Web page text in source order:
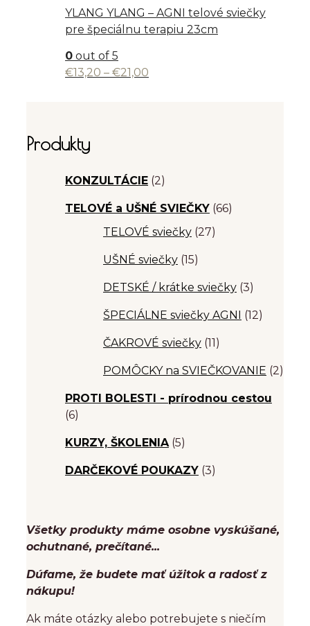
YLANG YLANG – AGNI telové sviečky
pre špeciálnu terapiu 23cm
0 out of 5
€13,20 – €21,00
Produkty
KONZULTÁCIE (2)
TELOVÉ a UŠNÉ SVIEČKY (66)
TELOVÉ sviečky (27)
UŠNÉ sviečky (15)
DETSKÉ / krátke sviečky (3)
ŠPECIÁLNE sviečky AGNI (12)
ČAKROVÉ sviečky (11)
POMÔCKY na SVIEČKOVANIE (2)
PROTI BOLESTI - prírodnou cestou
(6)
KURZY, ŠKOLENIA (5)
DARČEKOVÉ POUKAZY (3)
Všetky produkty máme osobne vyskúšané,
ochutnané, prečítané...
Dúfame, že budete mať úžitok a radosť z
nákupu!
Ak máte otázky alebo potrebujete s niečím